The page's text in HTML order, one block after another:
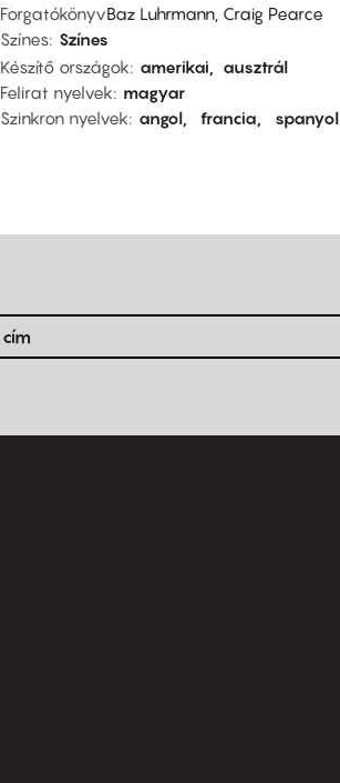
ForgatókönyvBaz Luhrmann, Craig Pearce
Színes Színes
Készítő országok
amerikai
ausztrál
Felirat nyelvek
magyar
Szinkron nyelvek
angol francia spanyol